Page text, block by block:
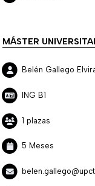
MÁSTER
Belén Gallego
ING B1
1 plazas
5 Meses